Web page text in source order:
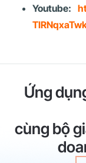
Youtube:
Ứng
cùng bộ